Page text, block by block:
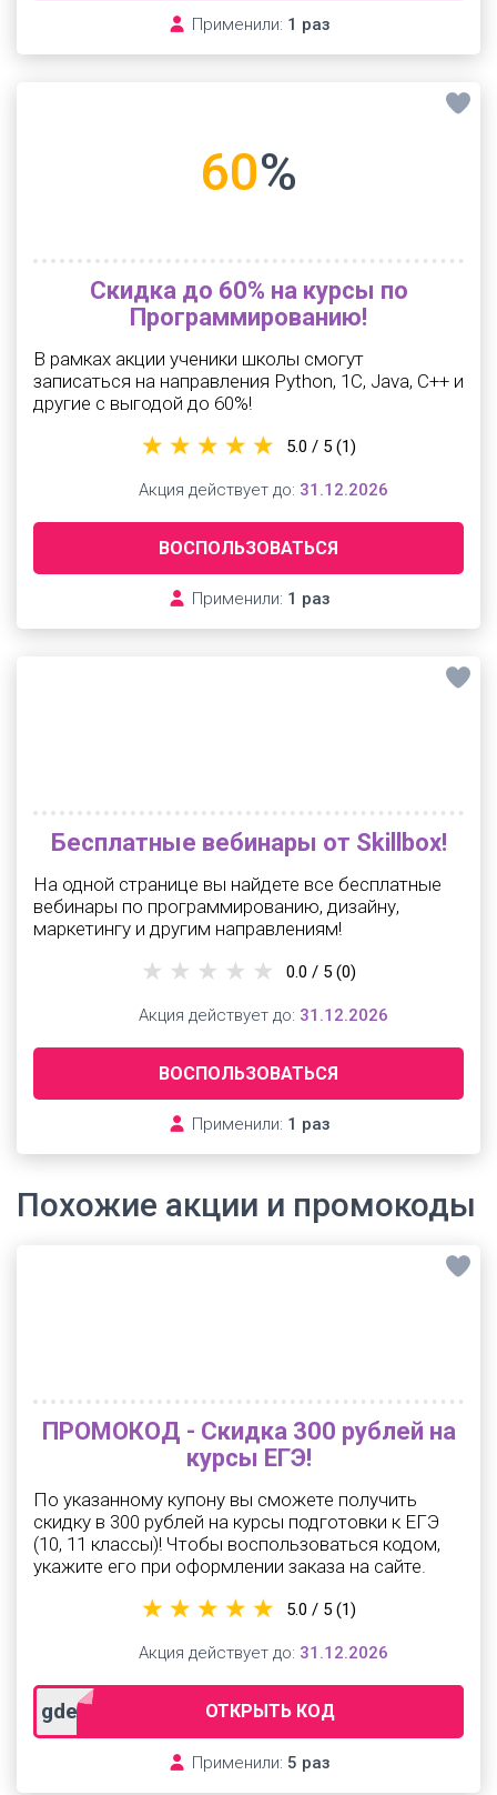
Применили: 1 раз
60%
Скидка до 60% на курсы по
Программированию!
В рамках акции ученики школы смогут
записаться на направления Python, 1С, Java, С++ и
другие с выгодой до 60%!
ВОСПОЛЬЗОВАТЬСЯ
Применили: 1 раз
5.0 / 5 (1)
Акция действует до: 31.12.2026
Бесплатные вебинары от Skillbox!
На одной странице вы найдете все бесплатные
вебинары по программированию, дизайну,
маркетингу и другим направлениям!
ВОСПОЛЬЗОВАТЬСЯ
Применили: 1 раз
0.0 / 5 (0)
Акция действует до: 31.12.2026
Похожие акции и промокоды
ПРОМОКОД - Скидка 300 рублей на
курсы ЕГЭ!
По указанному купону вы сможете получить
скидку в 300 рублей на курсы подготовки к ЕГЭ
(10, 11 классы)! Чтобы воспользоваться кодом,
укажите его при оформлении заказа на сайте.
gdeslon ОТКРЫТЬ КОД
Применили: 5 раз
5.0 / 5 (1)
Акция действует до: 31.12.2026